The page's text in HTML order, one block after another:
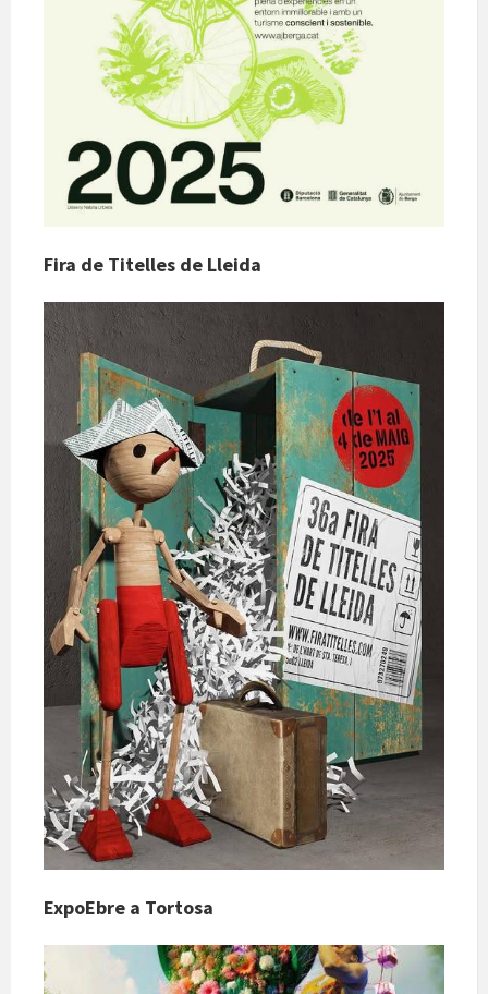
Fira de Titelles de Lleida
ExpoEbre a Tortosa